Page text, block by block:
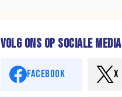
VOLG ONS OP SOCIALE MEDIA
FACEBOOK X